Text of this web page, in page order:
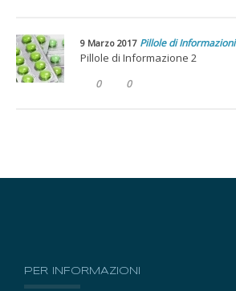
9 Marzo 2017 Pillole di Informazioni
Pillole di Informazione 2
0 0
PER INFORMAZIONI